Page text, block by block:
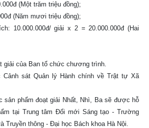
(Một trăm triệu đồng);
(Năm mươi triệu đồng);
10.000.000đ/ giải x 2 = 20.000.000đ (Hai
giải của Ban tổ chức chương trình.
Cảnh sát Quản lý Hành chính về Trật tự Xã
sản phẩm đoạt giải Nhất, Nhì, Ba sẽ được hỗ
tại Trung tâm Đổi mới Sáng tạo - Trường
Truyền thông - Đại học Bách khoa Hà Nội.